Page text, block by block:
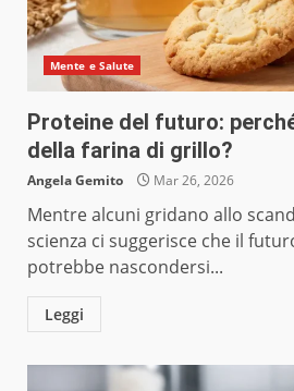
Mente e Salute
Proteine del futuro:
della farina di grillo?
Angela Gemito Mar 26, 2026
Mentre alcuni gridano allo
scienza ci suggerisce che il
potrebbe nascondersi...
Leggi